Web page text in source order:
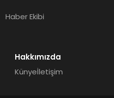
Haber Ekibi
Hakkımızda
Künyeİletişim